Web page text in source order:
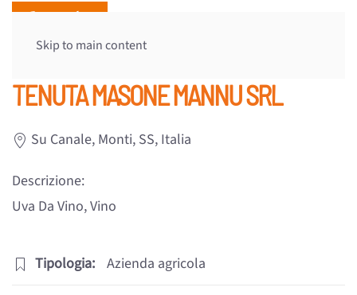
Skip to main content
TENUTA MASONE MANNU SRL
Su Canale, Monti, SS, Italia
Descrizione:
Uva Da Vino, Vino
Tipologia: Azienda agricola